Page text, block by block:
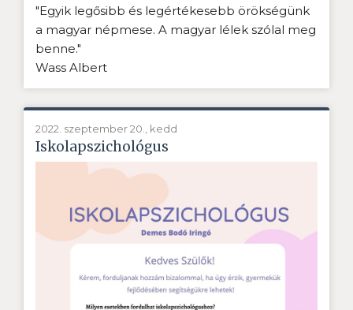
"Egyik legősibb és legértékesebb örökségünk
a magyar népmese. A magyar lélek szólal meg
benne."
Wass Albert
2022. szeptember 20., kedd
Iskolapszichológus